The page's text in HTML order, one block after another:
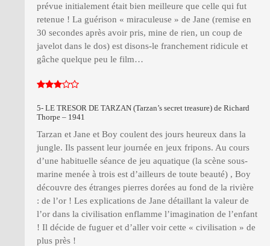
prévue initialement était bien meilleure que celle qui fut
retenue ! La guérison « miraculeuse » de Jane (remise en
30 secondes après avoir pris, mine de rien, un coup de
javelot dans le dos) est disons-le franchement ridicule et
gâche quelque peu le film…
5- LE TRESOR DE TARZAN (Tarzan’s secret treasure) de Richard
Thorpe – 1941
Tarzan et Jane et Boy coulent des jours heureux dans la
jungle. Ils passent leur journée en jeux fripons. Au cours
d’une habituelle séance de jeu aquatique (la scène sous-
marine menée à trois est d’ailleurs de toute beauté) , Boy
découvre des étranges pierres dorées au fond de la rivière
: de l’or ! Les explications de Jane détaillant la valeur de
l’or dans la civilisation enflamme l’imagination de l’enfant
! Il décide de fuguer et d’aller voir cette « civilisation » de
plus près !